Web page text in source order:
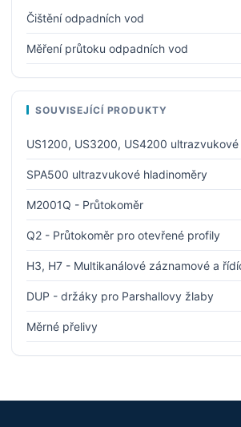
Čištění odpadních vod
Měření průtoku odpadních vod
SOUVISEJÍCÍ PRODUKTY
US1200, US3200, US4200
SPA500 ultrazvukové hladinoměry
M2001Q - Průtokoměr
Q2 - Průtokoměr pro otevřené profily
H3, H7 - Multikanálové záznamové a
DUP - držáky pro Parshallovy žlaby
Měrné přelivy